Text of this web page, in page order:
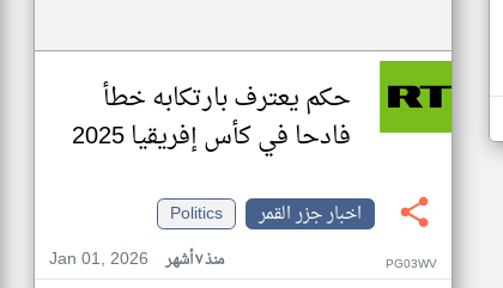
حكم يعترف بارتكابه خطأ
فادحا في كأس إفريقيا 2025
اخبار جزر القمر
Politics
Jan 01, 2026
منذ ٧ أشهر PG03WV